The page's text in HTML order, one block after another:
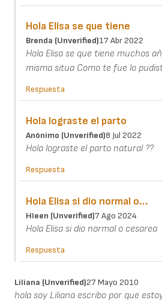
Hola Elisa se que tiene
Brenda (unverified)17 Abr 2022
Hola Elisa se que tiene muchos
misma situa Como te fue lo
Respuesta
Hola lograste el parto
Anónimo (unverified)8 Jul 2022
Hola lograste el parto natural ??
Respuesta
Hola Elisa si dio normal o…
Hleen (unverified)7 Ago 2024
Hola Elisa si dio normal o cesarea
Respuesta
Liliana (unverified)27 Mayo 2010
hola soy Liliana escribo por que